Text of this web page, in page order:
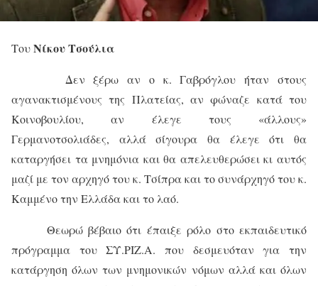
ΤουΝίκου Τσούλια
Δεν ξέρω αν ο κ. Γαβρόγλου ήταν στους
αγανακτισμένους της Πλατείας, αν φώναζε κατά του
Κοινοβουλίου, αν έλεγε τους «άλλους»
Γερμανοτσολιάδες, αλλά σίγουρα θα έλεγε ότι θα
καταργήσει τα μνημόνια και θα απελευθερώσει κι αυτός
μαζί με τον αρχηγό του κ. Τσίπρα και το συνάρχηγό του κ.
Καμμένο την Ελλάδα και το λαό.
Θεωρώ βέβαιο ότι έπαιξε ρόλο στο εκπαιδευτικό
πρόγραμμα του ΣΥ.ΡΙΖ.Α. που δεσμευόταν για την
κατάργηση όλων των μνημονικών νόμων αλλά και όλων